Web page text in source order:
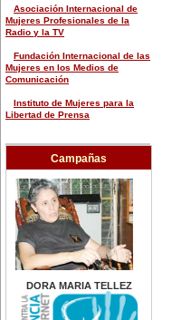
1940), anarquista rusa, es
arrestada en Estados Unidos por
explicar a una audiencia sobre el
anticonceptivos. Fue considerada
por el director de FBI, Edgar
Hoover, 'la mujer más peligrosa de
del país.
30 de marzo:
-En 2003 Doce calles de un sector
urbano de Santo Domingo son
bautizadas con los nombres de 12
mujeres que tuvieron una
actuación en el campo de la
enseñanza, las letras, artes y en
la causa de los derechos de las
mujeres.
31 de marzo:
Día Mundial del Agua.
4 de febrero:
-Se suicida Violeta Parra (1917-
1967), cantautora, recopiladora
Asociación Internacional de
Mujeres Profesionales de la
Radio y la TV
Fundación Internacional de las
Mujeres en los Medios de
Comunicación
Instituto de Mujeres para la
Libertad de Prensa
Comunicación
Federaciones y organizaciones de
prensa en general:
Agencia de Noticias de México
(Notimex)
Agencia Latinoamericana de
Información (Alai)
Federación Internacional de
Periodistas (IFJ)
Campañas
DORA MARIA TELLEZ